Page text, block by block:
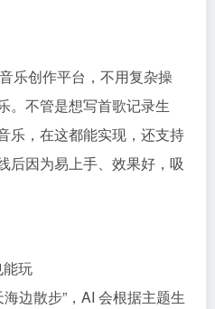
乐创作平台，不用复杂操
。不管是想写首歌记录生
乐，在这都能实现，还支持
后因为易上手、效果好，吸
玩​
边散步”，AI 会根据主题生